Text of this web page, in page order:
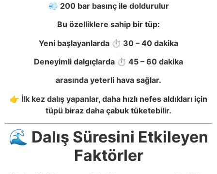
💨 200 bar basınç ile doldurulur
Bu özelliklere sahip bir tüp:
Yeni başlayanlarda ⏱️ 30 – 40 dakika
Deneyimli dalgıçlarda ⏱️ 45 – 60 dakika
arasında yeterli hava sağlar.
👉 İlk kez dalış yapanlar, daha hızlı nefes aldıkları için
tüpü biraz daha çabuk tüketebilir.
🌊 Dalış Süresini Etkileyen
Faktörler